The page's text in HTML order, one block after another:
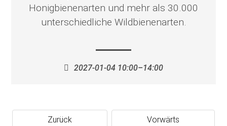
Honigbienenarten und mehr als 30.000
unterschiedliche Wildbienenarten.
2027-01-04 10:00–14:00
Zurück Vorwärts